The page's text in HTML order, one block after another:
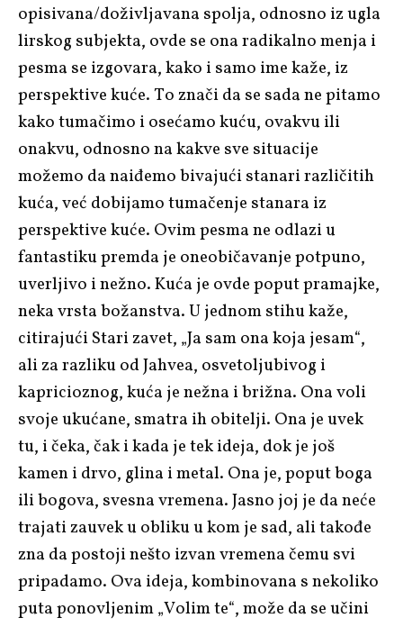
opisivana/doživljavana spolja, odnosno iz ugla
lirskog subjekta, ovde se ona radikalno menja i
pesma se izgovara, kako i samo ime kaže, iz
perspektive kuće. To znači da se sada ne pitamo
kako tumačimo i osećamo kuću, ovakvu ili
onakvu, odnosno na kakve sve situacije
možemo da naiđemo bivajući stanari različitih
kuća, već dobijamo tumačenje stanara iz
perspektive kuće. Ovim pesma ne odlazi u
fantastiku premda je oneobičavanje potpuno,
uverljivo i nežno. Kuća je ovde poput pramajke,
neka vrsta božanstva. U jednom stihu kaže,
citirajući Stari zavet, „Ja sam ona koja jesam“,
ali za razliku od Jahvea, osvetoljubivog i
kapricioznog, kuća je nežna i brižna. Ona voli
svoje ukućane, smatra ih obitelji. Ona je uvek
tu, i čeka, čak i kada je tek ideja, dok je još
kamen i drvo, glina i metal. Ona je, poput boga
ili bogova, svesna vremena. Jasno joj je da neće
trajati zauvek u obliku u kom je sad, ali takođe
zna da postoji nešto izvan vremena čemu svi
pripadamo. Ova ideja, kombinovana s nekoliko
puta ponovljenim „Volim te“, može da se učini